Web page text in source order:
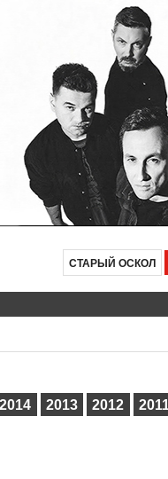
СТАРЫЙ ОСКОЛ
2014 2013 2012 2011